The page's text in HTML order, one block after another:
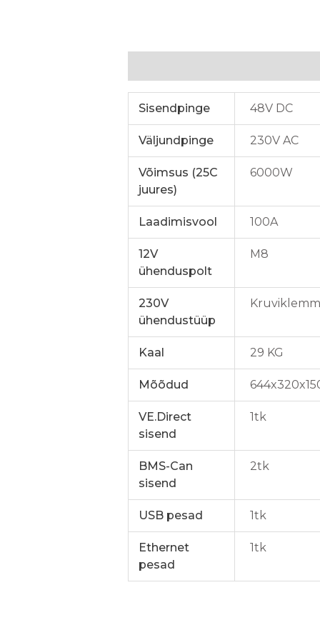
Sisendpinge 48V DC
Väljundpinge 230V AC
Võimsus (25C
juures)
6000W
Laadimisvool 100A
12V
ühenduspolt
M8
230V
ühendustüüp
Kaal 29 KG
Mõõdud
VE.Direct
sisend
1tk
BMS-Can
sisend
2tk
USB pesad 1tk
Ethernet
pesad
1tk